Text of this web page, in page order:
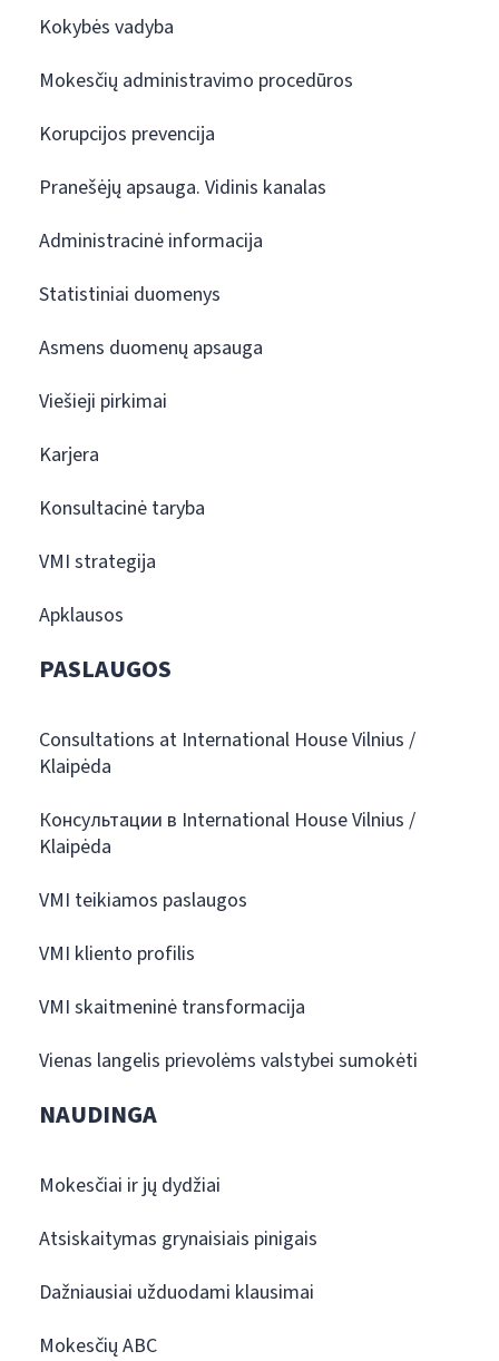
Kokybės vadyba
Mokesčių administravimo procedūros
Korupcijos prevencija
Pranešėjų apsauga. Vidinis kanalas
Administracinė informacija
Statistiniai duomenys
Asmens duomenų apsauga
Viešieji pirkimai
Karjera
Konsultacinė taryba
VMI strategija
Apklausos
PASLAUGOS
Consultations at International House Vilnius /
Klaipėda
Консультации в International House Vilnius /
Klaipėda
VMI teikiamos paslaugos
VMI kliento profilis
VMI skaitmeninė transformacija
Vienas langelis prievolėms valstybei sumokėti
NAUDINGA
Mokesčiai ir jų dydžiai
Atsiskaitymas grynaisiais pinigais
Dažniausiai užduodami klausimai
Mokesčių ABC